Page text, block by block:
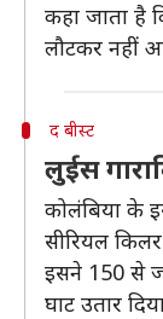
कहा जाता है
लौटकर नहीं
द बीस्ट
लुईस
कोलंबिया के
सीरियल
इसने 150 से
घाट उतार